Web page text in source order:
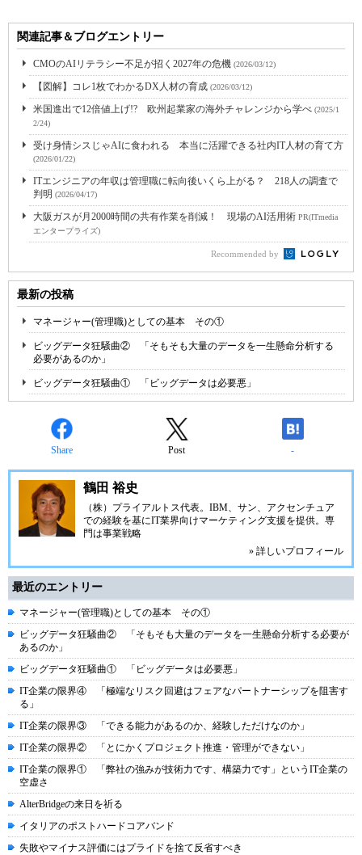
関連記事＆ブログエントリー
CMOのAIリテラシー不足が招く2027年の危機 (2026/03/12)
【図解】コレ1枚でわかるDX人材の育成 (2026/03/12)
米国進出で12倍値上げ!? 欧州起業家の海外チャレンジから学べ (2025/1
2/24)
受け身情シスじゃAIに食われる 本当に活躍できる社内IT人材の育て方
(2026/01/22)
ITエンジニアの年収は管理職に転向後いくら上がる？ 218人の調査で
判明 (2026/04/17)
大阪ガスが月2000時間の共有作業を削減！ 現場のAI活用術 PR(ITmedia
エンタープライズ)
Recommended by
最新の投稿
マネージャー(管理職)としての基本 その①
ビッグデータ狂騒曲② 「そもそも大量のデータを一生懸命分析する
必要があるのか」
ビッグデータ狂騒曲① 「ビッグデータは必要悪」
Share Post -
鶴田 裕史
（株）プライアルトス代表。IBM、サン、アクセンチュア
での経験を基にIT業界向けマーケティング支援を提供。専
門は事業戦略
» 詳しいプロフィール
最近のエントリー
マネージャー(管理職)としての基本 その①
ビッグデータ狂騒曲② 「そもそも大量のデータを一生懸命分析する必要が
あるのか」
ビッグデータ狂騒曲① 「ビッグデータは必要悪」
IT企業の限界④ 「極端なリスク回避はフェアなパートナーシップを阻害す
る」
IT企業の限界③ 「できる能力があるのか、経験しただけなのか」
IT企業の限界② 「とにかくプロジェクト推進・管理ができない」
IT企業の限界① 「弊社の強みが技術力です、構築力です」というIT企業の
空虚さ
AlterBridgeの来日を祈る
イタリアのポストハードコアバンド
失敗やマイナス評価にはプライドを捨て反省すべき